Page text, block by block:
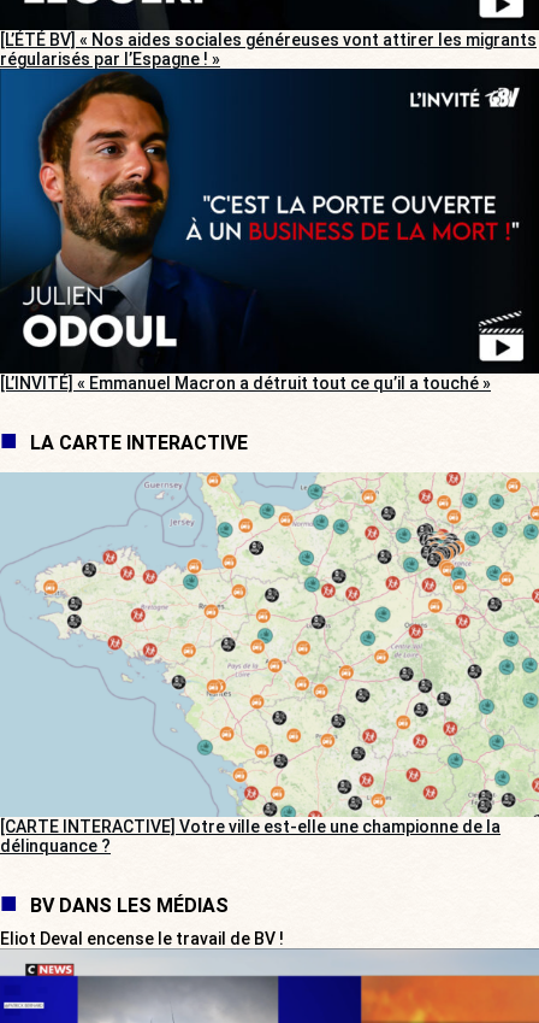
[L’ÉTÉ BV] « Nos aides sociales généreuses vont attirer les migrants
régularisés par l’Espagne ! »
[L’INVITÉ] « Emmanuel Macron a détruit tout ce qu’il a touché »
LA CARTE INTERACTIVE
[CARTE INTERACTIVE] Votre ville est-elle une championne de la
délinquance ?
BV DANS LES MÉDIAS
Eliot Deval encense le travail de BV !